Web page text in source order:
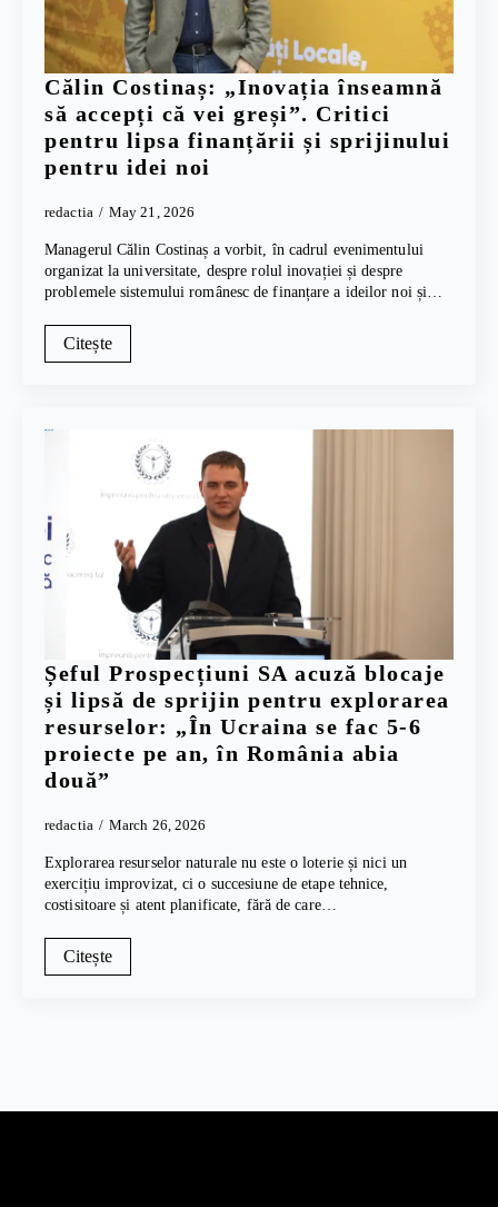
Călin Costinaș: „Inovația înseamnă
să accepți că vei greși”. Critici
pentru lipsa finanțării și sprijinului
pentru idei noi
redactia May 21, 2026
Managerul Călin Costinaș a vorbit, în cadrul evenimentului
organizat la universitate, despre rolul inovației și despre
problemele sistemului românesc de finanțare a ideilor noi și…
Citește
Șeful Prospecțiuni SA acuză blocaje
și lipsă de sprijin pentru explorarea
resurselor: „În Ucraina se fac 5-6
proiecte pe an, în România abia
două”
redactia March 26, 2026
Explorarea resurselor naturale nu este o loterie și nici un
exercițiu improvizat, ci o succesiune de etape tehnice,
costisitoare și atent planificate, fără de care…
Citește